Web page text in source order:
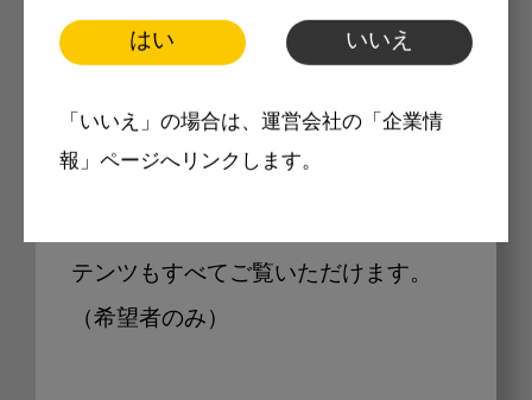
はい いいえ
「いいえ」の場合は、運営会社の「企業情
報」ページへリンクします。
製品価格も閲覧可能
テンツもすべてご覧いただけます。
（希望者のみ）